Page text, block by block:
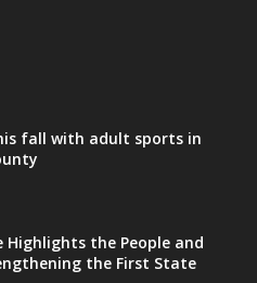
fall with adult sports in
Highlights the People and
the First State